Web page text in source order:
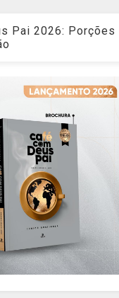
Pai 2026: Porções